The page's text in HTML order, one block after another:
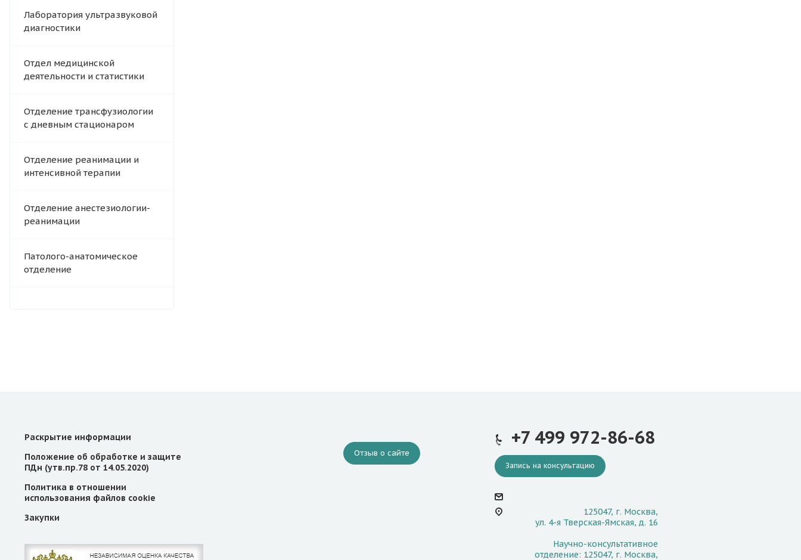
Лаборатория ультразвуковой
диагностики
Отдел медицинской
деятельности и статистики
Отделение трансфузиологии
с дневным стационаром
Отделение реанимации и
интенсивной терапии
Отделение анестезиологии-
реанимации
Патолого-анатомическое
отделение
Раскрытие информации
Положение об обработке и защите
ПДн (утв.пр.78 от 14.05.2020)
Политика в отношении
использования файлов cookie
Закупки
Отзыв о сайте
+7 499 972-86-68
Запись на консультацию
125047, г. Москва,
ул. 4-я Тверская-Ямская, д. 16
Научно-консультативное
отделение: 125047, г. Москва,